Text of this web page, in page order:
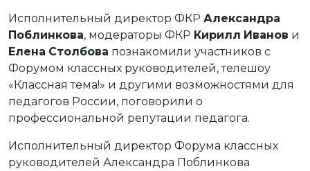
Исполнительный директор ФКР Александра
Поблинкова, модераторы ФКР Кирилл Иванов и
Елена Столбова познакомили участников с
Форумом классных руководителей, телешоу
«Классная тема!» и другими возможностями для
педагогов России, поговорили о
профессиональной репутации педагога.
Исполнительный директор Форума классных
руководителей Александра Поблинкова